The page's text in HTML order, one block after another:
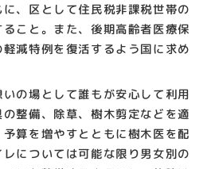
、区として住民税非課税世帯の
こと。また、後期高齢者医療保
減特例を復活するよう国に求め
の場として誰もが安心して利用
整備、除草、樹木剪定などを適
算を増やすとともに樹木医を配
については可能な限り男女別の